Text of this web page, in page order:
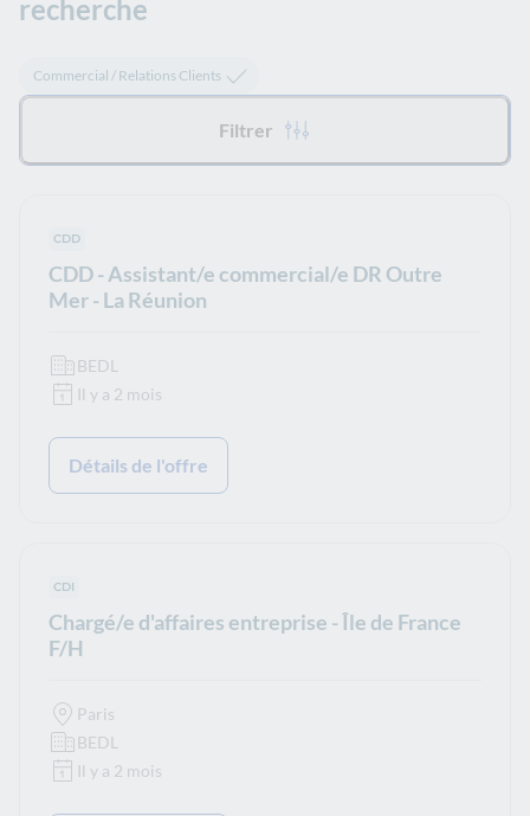
recherche
Tous les filtres appliqués :
Commercial / Relations Clients
Filtrer
Type de contrat :
CDD
CDD - Assistant/e commercial/e DR Outre
Mer - La Réunion
BEDL
Il y a 2 mois
Détails de l'offre
Type de contrat :
CDI
Chargé/e d'affaires entreprise - Île de France
F/H
Paris
BEDL
Il y a 2 mois